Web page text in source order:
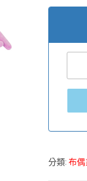
分類: 布偶